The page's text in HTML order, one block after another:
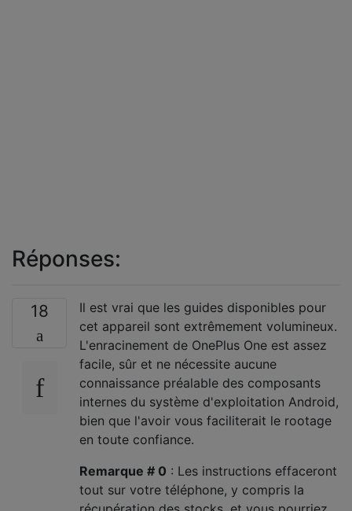
Réponses:
18
Il est vrai que les guides disponibles pour
cet appareil sont extrêmement volumineux.
L'enracinement de OnePlus One est assez
facile, sûr et ne nécessite aucune
connaissance préalable des composants
internes du système d'exploitation Android,
bien que l'avoir vous faciliterait le rootage
en toute confiance.
Remarque # 0 : Les instructions effaceront
tout sur votre téléphone, y compris la